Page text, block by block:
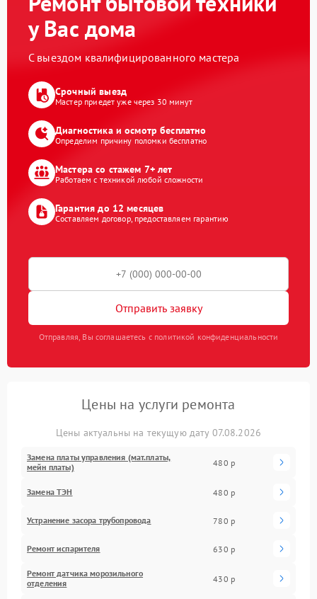
у Вас дома
С выездом квалифицированного мастера
Срочный выезд
Мастер приедет уже через 30 минут
Диагностика и осмотр бесплатно
Определим причину поломки бесплатно
Мастера со стажем 7+ лет
Работаем с техникой любой сложности
Гарантия до 12 месяцев
Составляем договор, предоставляем гарантию
Отправить заявку
Отправляя, Вы соглашаетесь с политикой конфиденциальности
Цены на услуги ремонта
Цены актуальны на текущую дату 07.08.2026
Замена платы управления (мат.платы,
мейн платы)
480 р
Замена ТЭН 480 р
Устранение засора трубопровода 780 р
Ремонт испарителя 630 р
Ремонт датчика морозильного
отделения
430 р